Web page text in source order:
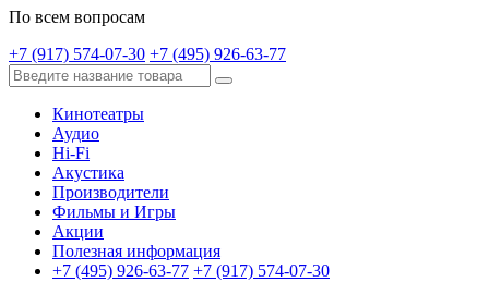
По всем вопросам
+7 (917) 574-07-30 +7 (495) 926-63-77
Кинотеатры
Аудио
Hi-Fi
Акустика
Производители
Фильмы и Игры
Акции
Полезная информация
+7 (495) 926-63-77 +7 (917) 574-07-30